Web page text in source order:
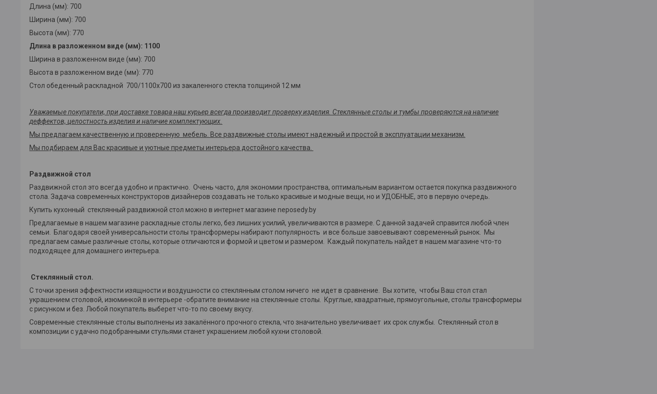
Длина (мм): 700
Ширина (мм): 700
Высота (мм): 770
Длина в разложенном виде (мм): 1100
Ширина в разложенном виде (мм): 700
Высота в разложенном виде (мм): 770
Стол обеденный раскладной 700/1100x700 из закаленного стекла толщиной 12 мм
Уважаемые покупатели, при доставке товара наш курьер всегда производит проверку изделия. Стеклянные столы и тумбы проверяются на наличие
деффектов, целостность изделия и наличие комплектующих.
Мы предлагаем качественную и проверенную мебель. Все раздвижные столы имеют надежный и простой в эксплуатации механизм.
Мы подбираем для Вас красивые и уютные предметы интерьера достойного качества.
Раздвижной стол
Раздвижной стол это всегда удобно и практично. Очень часто, для экономии пространства, оптимальным вариантом остается покупка раздвижного
стола. Задача современных конструкторов дизайнеров создавать не только красивые и модные вещи, но и УДОБНЫЕ, это в первую очередь.
Купить кухонный стеклянный раздвижной стол можно в интернет магазине neposedy.by
Предлагаемые в нашем магазине раскладные столы легко, без лишних усилий, увеличиваются в размере. С данной задачей справится любой член
семьи. Благодаря своей универсальности столы трансформеры набирают популярность и все больше завоевывают современный рынок. Мы
предлагаем самые различные столы, которые отличаются и формой и цветом и размером. Каждый покупатель найдет в нашем магазине что-то
подходящее для домашнего интерьера.
Стеклянный стол.
С точки зрения эффектности изящности и воздушности со стеклянным столом ничего не идет в сравнение. Вы хотите, чтобы Ваш стол стал
украшением столовой, изюминкой в интерьере -обратите внимание на стеклянные столы. Круглые, квадратные, прямоугольные, столы трансформеры
с рисунком и без. Любой покупатель выберет что-то по своему вкусу.
Современные стеклянные столы выполнены из закалённого прочного стекла, что значительно увеличивает их срок службы. Стеклянный стол в
композиции с удачно подобранными стульями станет украшением любой кухни столовой.